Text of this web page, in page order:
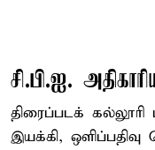
சி.பி.ஐ.
திரைப்படக்
இயக்கி,